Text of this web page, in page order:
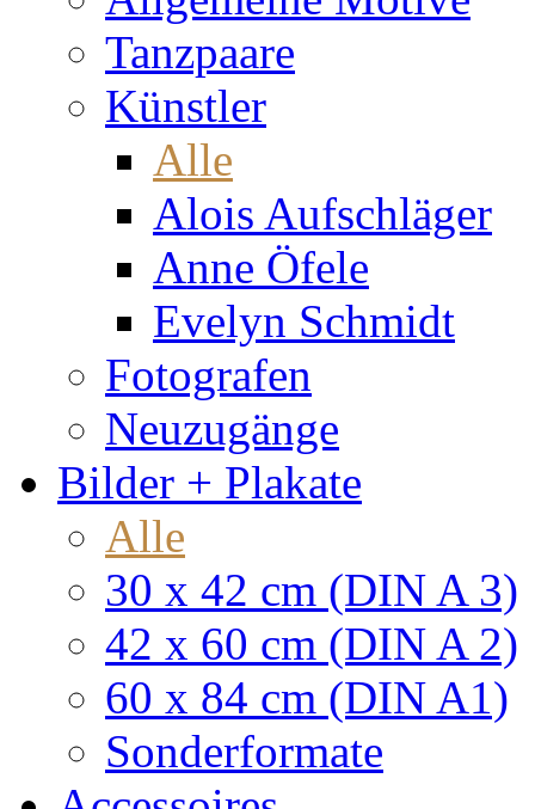
Tanzpaare
Künstler
Alle
Alois Aufschläger
Anne Öfele
Evelyn Schmidt
Fotografen
Neuzugänge
Bilder + Plakate
Alle
30 x 42 cm (DIN A 3)
42 x 60 cm (DIN A 2)
60 x 84 cm (DIN A1)
Sonderformate